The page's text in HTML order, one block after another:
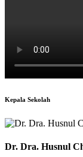
Kepala Sekolah
Dr. Dra. Husnul